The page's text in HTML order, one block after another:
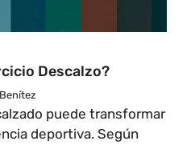
Descalzo?
puede transformar
deportiva. Según